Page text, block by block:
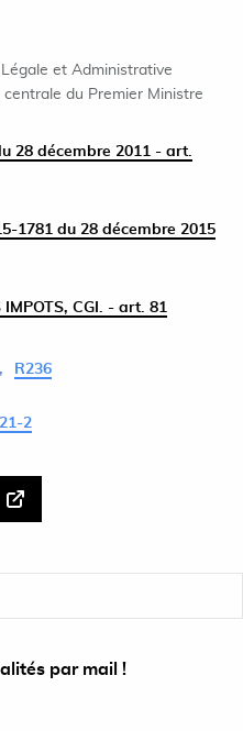
et Administrative
du Premier Ministre
28 décembre 2011 - art.
1781 du 28 décembre 2015
IMPOTS, CGI. - art. 81
R236
2
par mail !